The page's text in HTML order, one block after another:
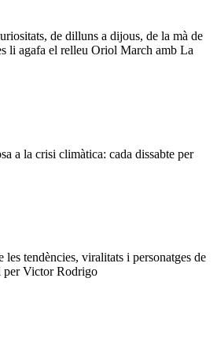
de dilluns a dijous, de la mà de
li agafa el relleu Oriol March amb La
a la crisi climàtica: cada dissabte per
tendències, viralitats i personatges de
per Victor Rodrigo